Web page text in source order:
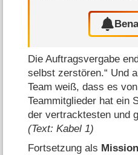
Die Auftragsvergabe
selbst zerstören.“ Und
Team weiß, dass es
Teammitglieder hat ein
der vertracktesten und
(Text: Kabel 1)
Fortsetzung als